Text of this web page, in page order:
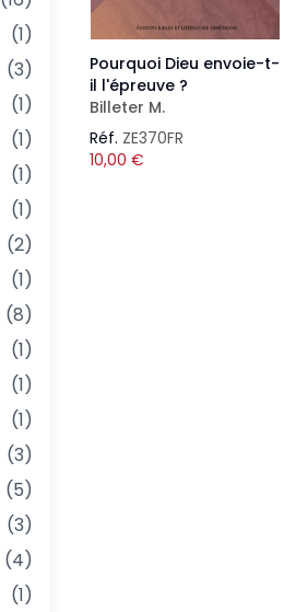
(1)
(3)
(1)
(1)
(1)
(1)
(2)
(1)
(8)
(1)
(1)
(1)
(3)
(5)
(3)
(4)
(1)
Pourquoi Dieu envoie-t-
il l'épreuve ?
Billeter M.
Réf. ZE370FR
10,00 €